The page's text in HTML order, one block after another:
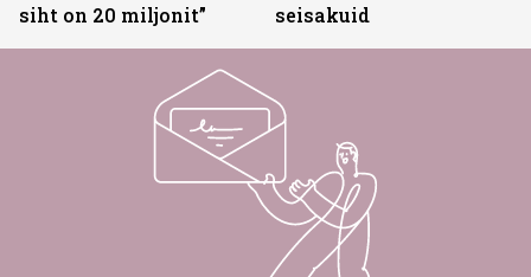
siht on 20 miljonit”
seisakuid